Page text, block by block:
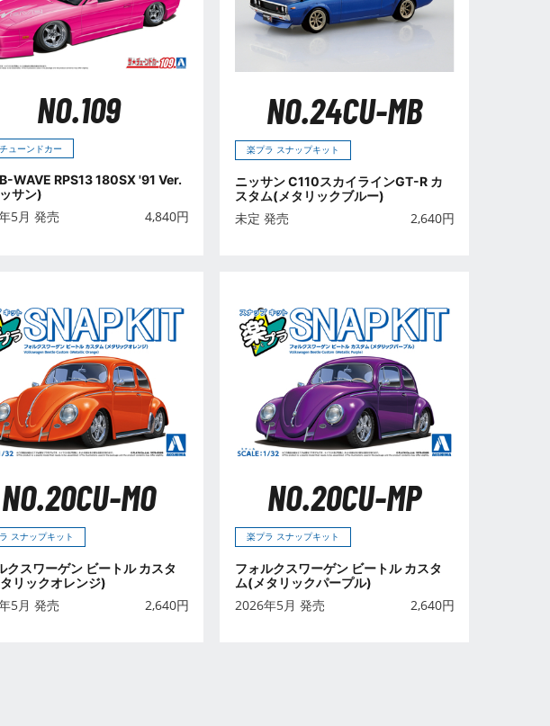
NO.109
ューンドカー
WAVE RPS13 180SX '91 Ver.
サン)
5月 発売 4,840円
NO.24CU-MB
楽プラ スナップキット
ニッサン C110スカイラインGT-R カ
スタム(メタリックブルー)
未定 発売 2,640円
NO.20CU-MO
スナップキット
クスワーゲン ビートル カスタ
リックオレンジ)
5月 発売 2,640円
NO.20CU-MP
楽プラ スナップキット
フォルクスワーゲン ビートル カスタ
ム(メタリックパープル)
2026年5月 発売 2,640円